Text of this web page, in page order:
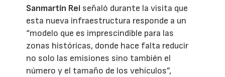
Sanmartín Rei señaló durante la visita que
esta nueva infraestructura responde a un
“modelo que es imprescindible para las
zonas históricas, donde hace falta reducir
no solo las emisiones sino también el
número y el tamaño de los vehículos”,